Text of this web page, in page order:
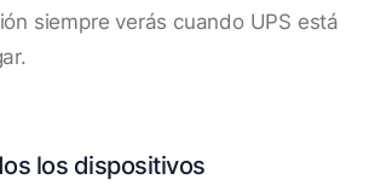
siempre verás cuando UPS está
los dispositivos